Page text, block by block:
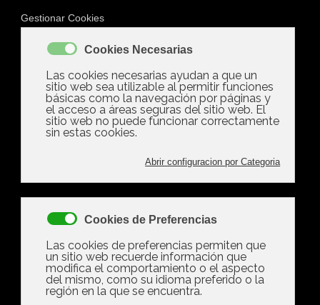
Mostrando artículos
por etiqueta: multas
Multas de hasta el 75%
por no depositar la fianza
de alquiler en la mayoría
de las CCAA